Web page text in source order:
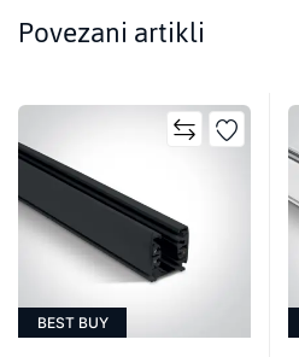
Povezani artikli
BEST BUY